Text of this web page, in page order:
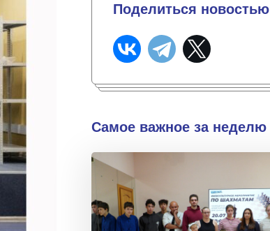
Поделиться новостью
Самое важное за неделю